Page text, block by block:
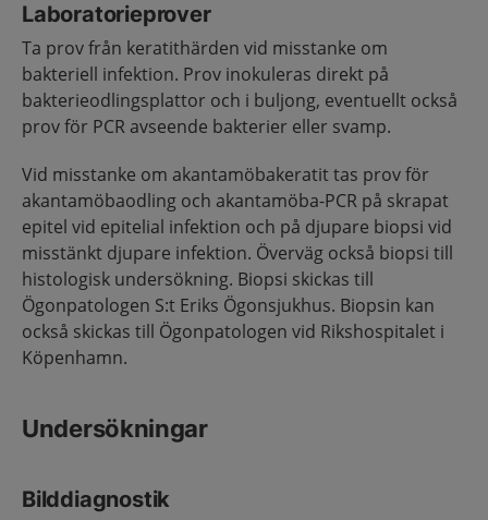
Laboratorieprover
Ta prov från keratithärden vid misstanke om
bakteriell infektion. Prov inokuleras direkt på
bakterieodlingsplattor och i buljong, eventuellt också
prov för PCR avseende bakterier eller svamp.
Vid misstanke om akantamöbakeratit tas prov för
akantamöbaodling och akantamöba-PCR på skrapat
epitel vid epitelial infektion och på djupare biopsi vid
misstänkt djupare infektion. Överväg också biopsi till
histologisk undersökning. Biopsi skickas till
Ögonpatologen S:t Eriks Ögonsjukhus. Biopsin kan
också skickas till Ögonpatologen vid Rikshospitalet i
Köpenhamn.
Undersökningar
Bilddiagnostik